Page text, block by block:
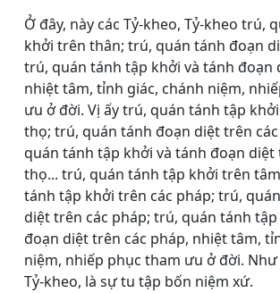
Ở đây, này các Tỷ-kheo, Tỷ-kheo trú,
khởi trên thân; trú, quán tánh đoạn
trú, quán tánh tập khởi và tánh đoạn
nhiệt tâm, tỉnh giác, chánh niệm,
ưu ở đời. Vị ấy trú, quán tánh tập
thọ; trú, quán tánh đoạn diệt trên
quán tánh tập khởi và tánh đoạn diệt
thọ... trú, quán tánh tập khởi trên
tánh tập khởi trên các pháp; trú,
diệt trên các pháp; trú, quán tánh
đoạn diệt trên các pháp, nhiệt tâm,
niệm, nhiếp phục tham ưu ở đời. Như
Tỷ-kheo, là sự tu tập bốn niệm xứ.